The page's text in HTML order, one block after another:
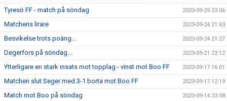
Tyresö FF - match på söndag 2023-09-29 23:06
Matchens lirare 2023-09-24 21:43
Besvikelse trots poäng... 2023-09-24 21:27
Degerfors på söndag... 2023-09-21 23:12
Ytterligare en stark insats mot topplag - vinst mot Boo FF 2023-09-17 16:01
Matchen slut Seger med 3-1 borta mot Boo FF 2023-09-17 12:19
Match mot Boo på söndag 2023-09-14 23:58